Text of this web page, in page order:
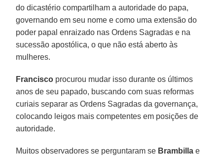
do dicastério compartilham a autoridade do papa,
governando em seu nome e como uma extensão do
poder papal enraizado nas Ordens Sagradas e na
sucessão apostólica, o que não está aberto às
mulheres.
Francisco procurou mudar isso durante os últimos
anos de seu papado, buscando com suas reformas
curiais separar as Ordens Sagradas da governança,
colocando leigos mais competentes em posições de
autoridade.
Muitos observadores se perguntaram se Brambilla e